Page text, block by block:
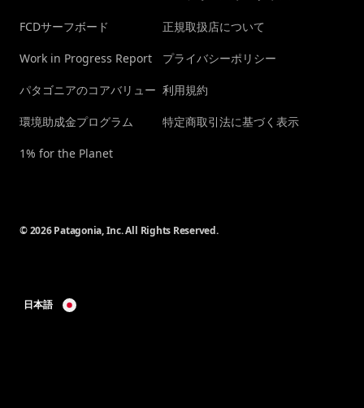
FCDサーフボード
Work in Progress Report
パタゴニアのコアバリュー
環境助成金プログラム
1% for the Planet
正規取扱店について
プライバシーポリシー
利用規約
特定商取引法に基づく表示
© 2026 Patagonia, Inc. All Rights Reserved.
日本語